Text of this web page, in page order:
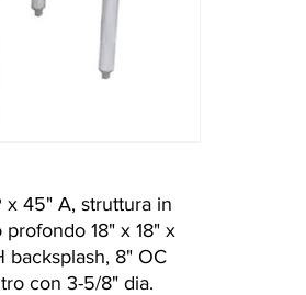
x 45" A, struttura in
18" x 18" x
backsplash, 8" OC
con 3-5/8" dia.